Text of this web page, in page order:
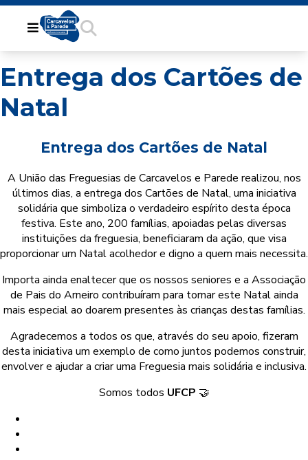
Entrega dos Cartões de
Natal
Entrega dos Cartões de Natal
A União das Freguesias de Carcavelos e Parede realizou, nos
últimos dias, a entrega dos Cartões de Natal, uma iniciativa
solidária que simboliza o verdadeiro espírito desta época
festiva. Este ano, 200 famílias, apoiadas pelas diversas
instituições da freguesia, beneficiaram da ação, que visa
proporcionar um Natal acolhedor e digno a quem mais necessita.
Importa ainda enaltecer que os nossos seniores e a Associação
de Pais do Arneiro contribuíram para tornar este Natal ainda
mais especial ao doarem presentes às crianças destas famílias.
Agradecemos a todos os que, através do seu apoio, fizeram
desta iniciativa um exemplo de como juntos podemos construir,
envolver e ajudar a criar uma Freguesia mais solidária e inclusiva.
Somos todos UFCP 🤝